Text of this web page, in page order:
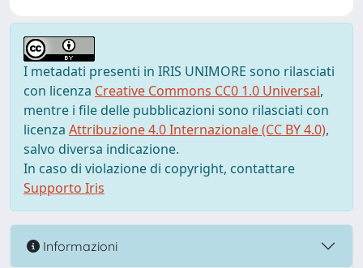
I metadati presenti in IRIS UNIMORE sono rilasciati
con licenza Creative Commons CC0 1.0 Universal,
mentre i file delle pubblicazioni sono rilasciati con
licenza Attribuzione 4.0 Internazionale (CC BY 4.0),
salvo diversa indicazione.
In caso di violazione di copyright, contattare
Supporto Iris
Informazioni